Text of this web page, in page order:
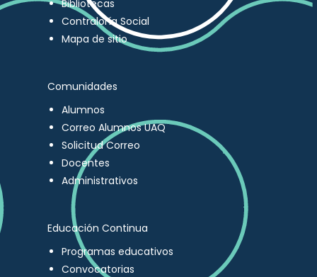
Bibliotecas
Contraloría Social
Mapa de sitio
Comunidades
Alumnos
Correo Alumnos UAQ
Solicitud Correo
Docentes
Administrativos
Educación Continua
Programas educativos
Convocatorias